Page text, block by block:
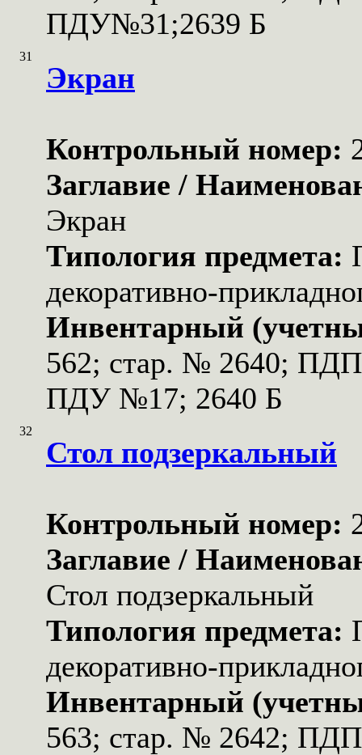
ПДУ№31;2639 Б
31
Экран
Контрольный номер:
Заглавие /
Экран
Типология предмета:
декоративно-
Инвентарный
562; стар. № 2640;
ПДУ №17; 2640 Б
32
Стол подзеркальный
Контрольный номер:
Заглавие /
Стол подзеркальный
Типология предмета:
декоративно-
Инвентарный
563; стар. № 2642;